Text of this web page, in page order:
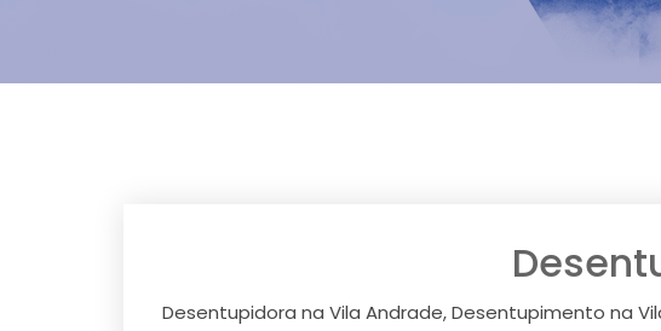
Desentupidora na Vila Andrade, Desentupimento na